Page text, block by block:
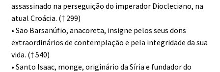
assassinado na perseguição do imperador Diocleciano, na
atual Croácia. († 299)
• São Barsanúfio, anacoreta, insigne pelos seus dons
extraordinários de contemplação e pela integridade da sua
vida. († 540)
• Santo Isaac, monge, originário da Síria e fundador do